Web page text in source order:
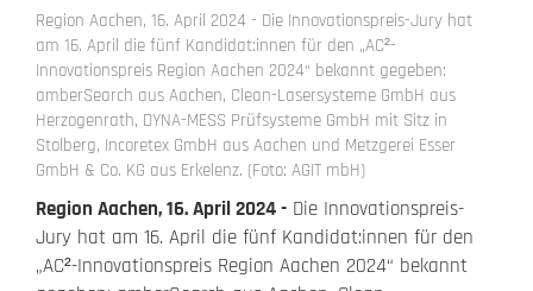
Region Aachen, 16. April 2024 - Die Innovationspreis-Jury hat
am 16. April die fünf Kandidat:innen für den „AC²-
Innovationspreis Region Aachen 2024“ bekannt gegeben:
amberSearch aus Aachen, Clean-Lasersysteme GmbH aus
Herzogenrath, DYNA-MESS Prüfsysteme GmbH mit Sitz in
Stolberg, Incoretex GmbH aus Aachen und Metzgerei Esser
GmbH & Co. KG aus Erkelenz. (Foto: AGIT mbH)
Region Aachen, 16. April 2024 - Die Innovationspreis-
Jury hat am 16. April die fünf Kandidat:innen für den
„AC²-Innovationspreis Region Aachen 2024“ bekannt